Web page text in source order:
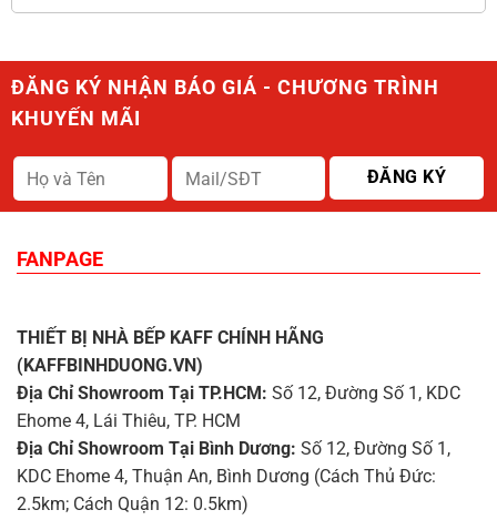
ĐĂNG KÝ NHẬN BÁO GIÁ - CHƯƠNG TRÌNH
KHUYẾN MÃI
FANPAGE
THIẾT BỊ NHÀ BẾP KAFF CHÍNH HÃNG
(KAFFBINHDUONG.VN)
Địa Chỉ Showroom Tại TP.HCM: Số 12, Đường Số 1, KDC
Ehome 4, Lái Thiêu, TP. HCM
Địa Chỉ Showroom Tại Bình Dương: Số 12, Đường Số 1,
KDC Ehome 4, Thuận An, Bình Dương (Cách Thủ Đức:
2.5km; Cách Quận 12: 0.5km)